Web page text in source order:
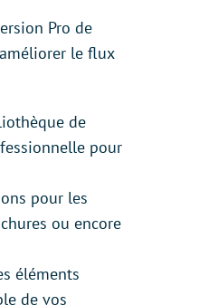
Pro de
le flux
de
pour
pour les
ou encore
éléments
de vos